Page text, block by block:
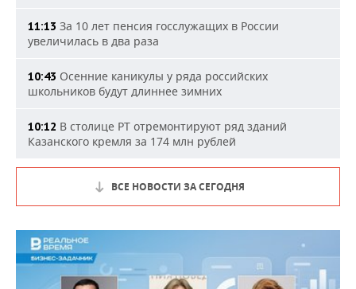
11:13 За 10 лет пенсия госслужащих в России
увеличилась в два раза
10:43 Осенние каникулы у ряда российских
школьников будут длиннее зимних
10:12 В столице РТ отремонтируют ряд зданий
Казанского кремля за 174 млн рублей
ВСЕ НОВОСТИ ЗА СЕГОДНЯ